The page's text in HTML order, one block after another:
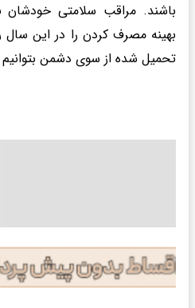
باشند. مراقب سلامتی
بهینه مصرف کردن را در این سال
تحمیل شده از سوی دشمن بتوانیم